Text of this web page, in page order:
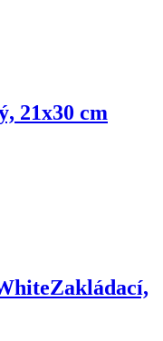
21x30 cm
Zakládací,